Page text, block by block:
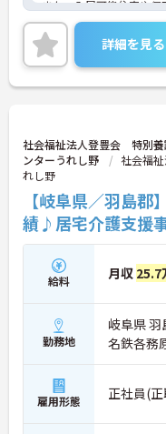
また、入居可能住宅や
実です。
ご興味のある方は、お気
い。
詳細を見る
社会福祉法人登豊会 特別養
ンターうれし野
社会福
れし野
【岐阜県／羽島
績♪居宅介護支援
給料 月収 25.7
勤務地
岐阜県
名鉄各務
雇用形態 正社員(